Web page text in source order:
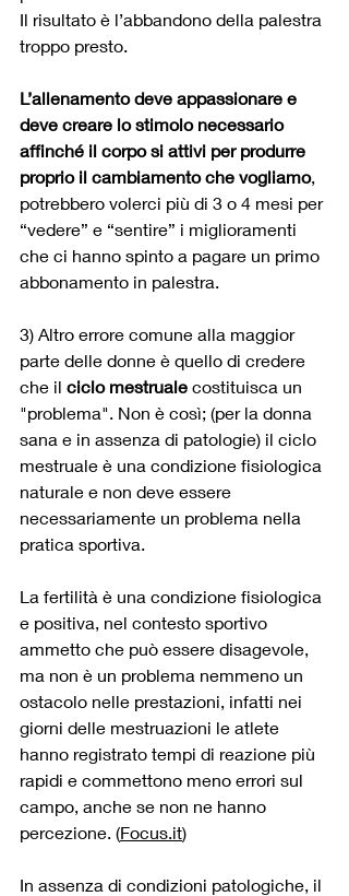
Il risultato è l’abbandono della palestra
troppo presto.
L’allenamento deve appassionare e
deve creare lo stimolo necessario
affinché il corpo si attivi per produrre
proprio il cambiamento che vogliamo,
potrebbero volerci più di 3 o 4 mesi per
“vedere” e “sentire” i miglioramenti
che ci hanno spinto a pagare un primo
abbonamento in palestra.
3) Altro errore comune alla maggior
parte delle donne è quello di credere
che il ciclo mestruale costituisca un
"problema". Non è così; (per la donna
sana e in assenza di patologie) il ciclo
mestruale è una condizione fisiologica
naturale e non deve essere
necessariamente un problema nella
pratica sportiva.
La fertilità è una condizione fisiologica
e positiva, nel contesto sportivo
ammetto che può essere disagevole,
ma non è un problema nemmeno un
ostacolo nelle prestazioni, infatti nei
giorni delle mestruazioni le atlete
hanno registrato tempi di reazione più
rapidi e commettono meno errori sul
campo, anche se non ne hanno
percezione. (Focus.it)
In assenza di condizioni patologiche, il